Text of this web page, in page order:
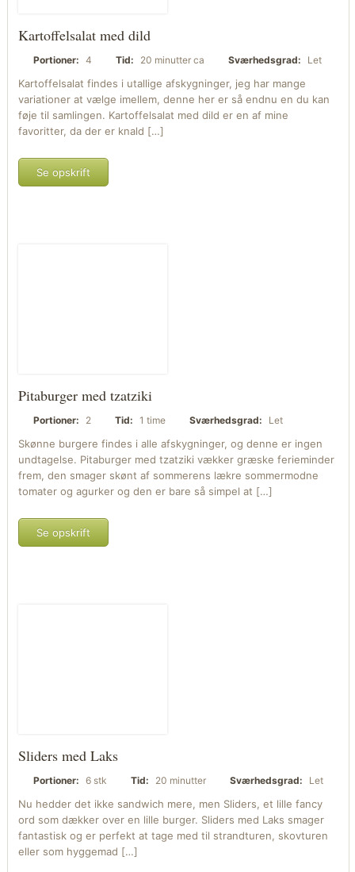
Kartoffelsalat med dild
Portioner: 4 Tid: 20 minutter ca Sværhedsgrad: Let
Kartoffelsalat findes i utallige afskygninger, jeg har mange
variationer at vælge imellem, denne her er så endnu en du kan
føje til samlingen. Kartoffelsalat med dild er en af mine
favoritter, da der er knald […]
Se opskrift
Pitaburger med tzatziki
Portioner: 2 Tid: 1 time Sværhedsgrad: Let
Skønne burgere findes i alle afskygninger, og denne er ingen
undtagelse. Pitaburger med tzatziki vækker græske ferieminder
frem, den smager skønt af sommerens lækre sommermodne
tomater og agurker og den er bare så simpel at […]
Se opskrift
Sliders med Laks
Portioner: 6 stk Tid: 20 minutter Sværhedsgrad: Let
Nu hedder det ikke sandwich mere, men Sliders, et lille fancy
ord som dækker over en lille burger. Sliders med Laks smager
fantastisk og er perfekt at tage med til strandturen, skovturen
eller som hyggemad […]